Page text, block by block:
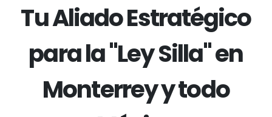
Tu Aliado Estratégico
para la "Ley Silla" en
Monterrey y todo